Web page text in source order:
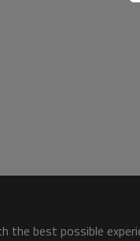
the best possible